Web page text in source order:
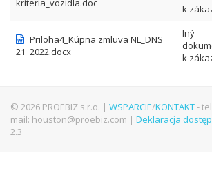
kriteria_vozidla.doc
k
Priloha4_Kúpna zmluva NL_DNS
21_2022.docx
Iný
k
© 2026 PROEBIZ s.r.o. | WSPARCIE/KONTAKT-
mail: houston@proebiz.com | Deklaracja
2.3